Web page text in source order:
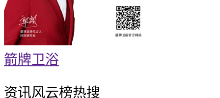
箭牌卫浴
资讯风云榜热搜